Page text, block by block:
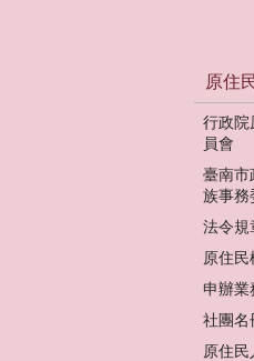
原住
行政院
員會
臺南市
族事務
法令規
原住
申辦業
社團名
原住